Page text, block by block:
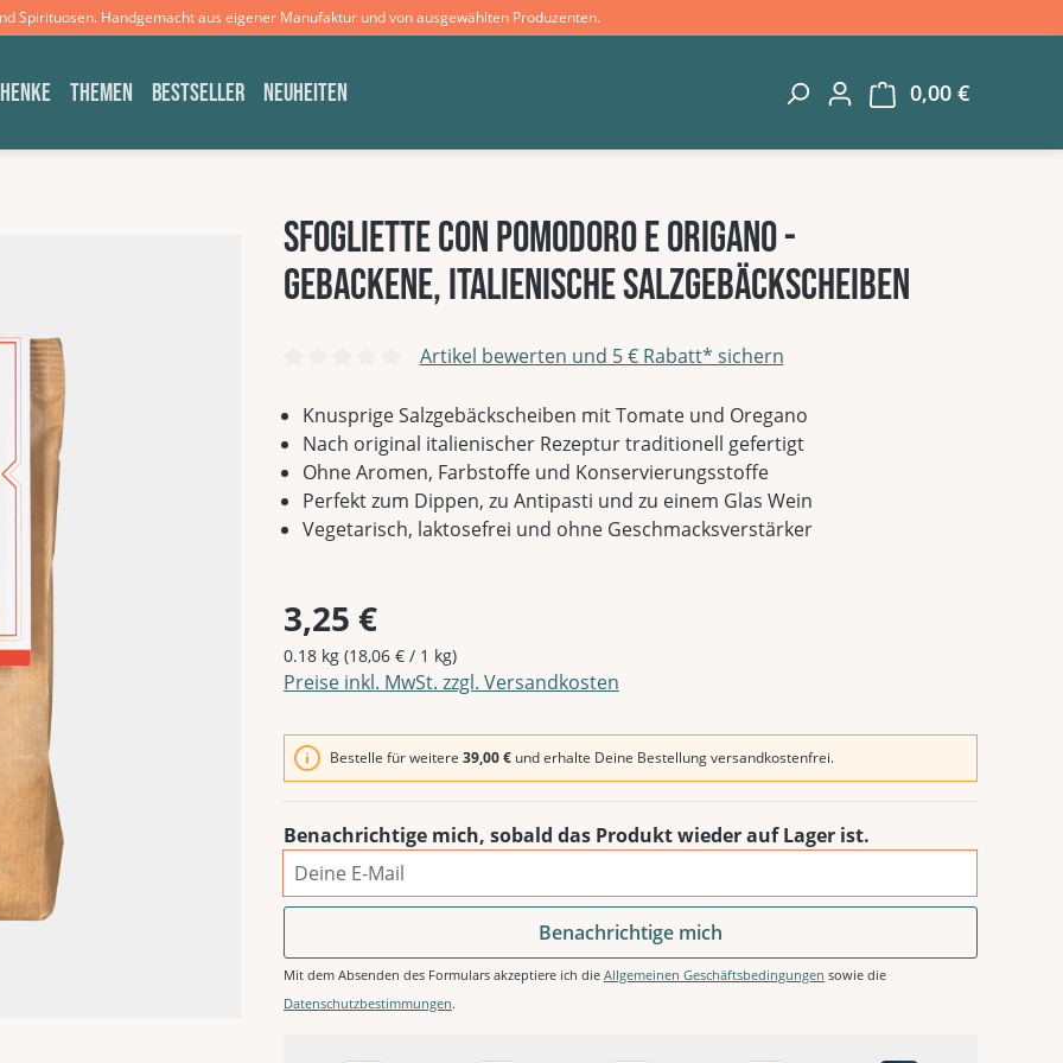
Spirituosen. Handgemacht aus eigener Manufaktur und von ausgewählten Produzenten.
THEMEN BESTSELLER NEUHEITEN 0,00 €
Sfogliette con Pomodoro e Origano -
gebackene, italienische Salzgebäckscheiben
Artikel bewerten und 5 € Rabatt* sichern
Knusprige Salzgebäckscheiben mit Tomate und Oregano
Nach original italienischer Rezeptur traditionell gefertigt
Ohne Aromen, Farbstoffe und Konservierungsstoffe
Perfekt zum Dippen, zu Antipasti und zu einem Glas Wein
Vegetarisch, laktosefrei und ohne Geschmacksverstärker
3,25 €
0.18 kg (18,06 € / 1 kg)
Preise inkl. MwSt. zzgl. Versandkosten
Bestelle für weitere 39,00 € und erhalte Deine Bestellung versandkostenfrei.
Benachrichtige mich, sobald das Produkt wieder auf Lager ist.
Deine E-Mail
Benachrichtige mich
Mit dem Absenden des Formulars akzeptiere ich die Allgemeinen Geschäftsbedingungen sowie die
Datenschutzbestimmungen.